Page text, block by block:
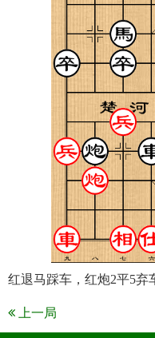
红退马踩车，红炮2平5弃
上一局